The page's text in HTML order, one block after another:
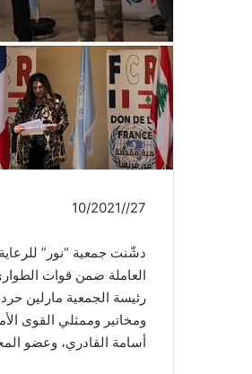
27//10/2021
دشّنت جمعية “نور”
العاملة ضمن قوات
رئيسة الجمعية مارلين
ومخاتير وممثلي القوى
أسامة القادري، وعضو